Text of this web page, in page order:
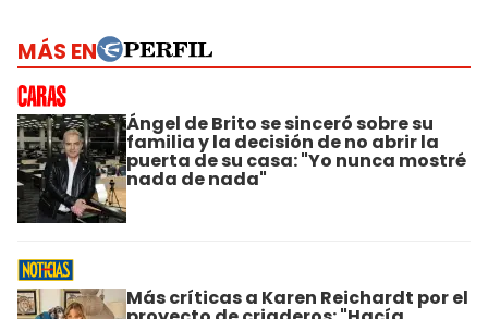
MÁS EN
Ángel de Brito se sinceró sobre su
familia y la decisión de no abrir la
puerta de su casa: "Yo nunca mostré
nada de nada"
Más críticas a Karen Reichardt por el